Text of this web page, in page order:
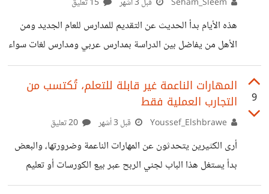
بس انا اختلاف عنهم اول شي كلات اصير ابكي ونهار وحتلو جان
شي بسيط انا ابكي مرا بقيت
قبل 3 أشهر
هذه الأيام بدأ الحديث عن التقديم للمدارس للعام الجديد ومن
الأهل من يفاضل بين الدراسة بمدارس عربي ومدارس لغات سواء
خاصة أو حكومية، ولأن الطفل يكون صغيرًا جدًا على فهم الفرق
بين المدارس وأيهم سيكون أفضل لمستقبله فالأهل هم من
باللغة العربية لأنها اللغة التي يتحدثها الطفل بالفعل ولكي تكون
الأسهل عليه في المذاكرة وفي متابعة الأهل له، بينما هناك فريق
يُفضل اختيار الدراسة بلغة أجنبية ليرفعوا من قدرات الطفل
9
المهارات الناعمة غير قابلة للتعلم، تُكتسب من
التجارب العملية فقط
قبل 3 أشهر
أرى الكثيرين يتحدثون عن المهارات الناعمة وضرورتها، والبعض
بدأ يستغل هذا الباب لجني الربح عبر بيع الكورسات أو تعليم
الأخرين، أرى هذا نوعاً من الغش فهذه المهارات تُكتسب بالتجربة